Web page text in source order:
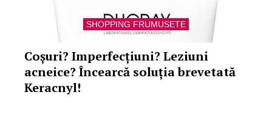
SHOPPING FRUMUSETE
Coșuri? Imperfecțiuni? Leziuni
acneice? Încearcă soluția brevetată
Keracnyl!